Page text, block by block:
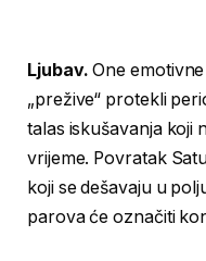
Ljubav. One
„prežive“ protekli
talas iskušavanja koji
vrijeme. Povratak
koji se dešavaju u
parova će označiti